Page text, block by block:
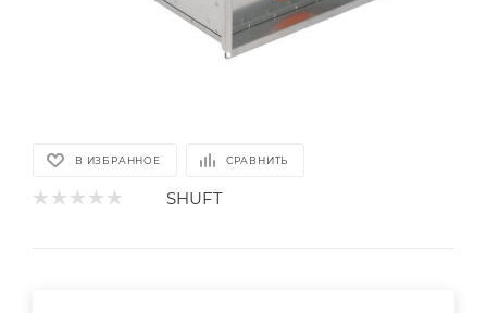
В ИЗБРАННОЕ СРАВНИТЬ
SHUFT